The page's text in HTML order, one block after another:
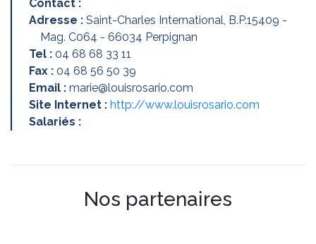
Contact :
Adresse : Saint-Charles International, B.P.15409 -
Mag. C064 - 66034 Perpignan
Tel : 04 68 68 33 11
Fax : 04 68 56 50 39
Email : marie@louisrosario.com
Site Internet : http://www.louisrosario.com
Salariés :
Nos partenaires